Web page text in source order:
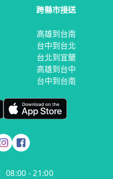
跨縣市接送
高雄到台南
台中到台北
台北到宜蘭
高雄到台中
台中到台南
08:00 - 21:00